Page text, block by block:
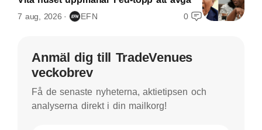
7 aug, 2026 EFN 0
Anmäl dig till TradeVenues
veckobrev
Få de senaste nyheterna, aktietipsen och
analyserna direkt i din mailkorg!